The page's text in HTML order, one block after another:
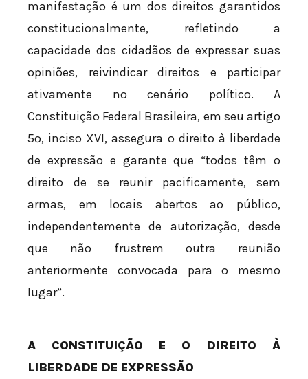
manifestação é um dos direitos garantidos
constitucionalmente, refletindo a
capacidade dos cidadãos de expressar suas
opiniões, reivindicar direitos e participar
ativamente no cenário político. A
Constituição Federal Brasileira, em seu artigo
5º, inciso XVI, assegura o direito à liberdade
de expressão e garante que “todos têm o
direito de se reunir pacificamente, sem
armas, em locais abertos ao público,
independentemente de autorização, desde
que não frustrem outra reunião
anteriormente convocada para o mesmo
lugar”.
A CONSTITUIÇÃO E O DIREITO À
LIBERDADE DE EXPRESSÃO